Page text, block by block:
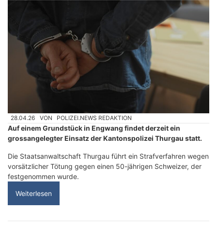
28.04.26 VON POLIZEI.NEWS REDAKTION
Auf einem Grundstück in Engwang findet derzeit ein
grossangelegter Einsatz der Kantonspolizei Thurgau statt.
Die Staatsanwaltschaft Thurgau führt ein Strafverfahren wegen
vorsätzlicher Tötung gegen einen 50-jährigen Schweizer, der
festgenommen wurde.
Weiterlesen